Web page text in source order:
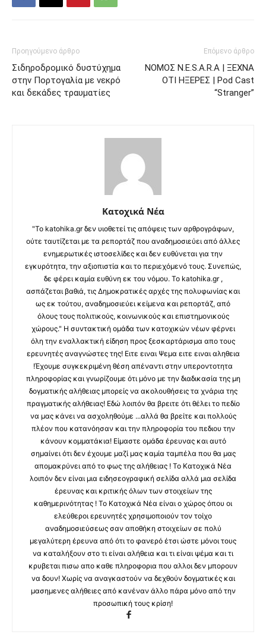
Προηγούμενο άρθρο
Σιδηροδρομικό δυστύχημα
στην Πορτογαλία με νεκρό
και δεκάδες τραυματίες
Επόμενο άρθρο
ΝΟΜΟΣ N.E.S.A.R.A | ΞΕΧΝΑ
ΟΤΙ ΗΞΕΡΕΣ | Pod Cast
“Stranger”
Κατοχικά Νέα
"Το katohika.gr δεν υιοθετεί τις απόψεις των αρθρογράφων,
ούτε ταυτίζεται με τα ρεπορτάζ που αναδημοσιεύει από άλλες
ενημερωτικές ιστοσελίδες και δεν ευθύνεται για την
εγκυρότητα, την αξιοπιστία και το περιεχόμενό τους. Συνεπώς,
δε φέρει καμία ευθύνη εκ του νόμου. Το katohika.gr ,
ασπάζεται βαθιά, τις Δημοκρατικές αρχές της πολυφωνίας και
ως εκ τούτου, αναδημοσιεύει κείμενα και ρεπορτάζ, από
όλους τους πολιτικούς, κοινωνικούς και επιστημονικούς
χώρους." Η συντακτική ομάδα των κατοχικών νέων φέρνει
όλη την εναλλακτική είδηση προς ξεσκαρτάρισμα απο τους
ερευνητές αναγνώστες της! Ειτε ειναι Ψεμα ειτε ειναι αληθεια
!Έχουμε συγκεκριμένη θέση απέναντι στην υπεροντοτητα
πληροφορίας και γνωρίζουμε ότι μόνο με την διαδικασία της μη
δογματικής αλήθειας μπορείς να ακολουθήσεις τα χνάρια της
πραγματικής αλήθειας! Εδώ λοιπόν θα βρειτε ότι θέλει το πεδίο
να μας κάνει να ασχοληθούμε ...αλλά θα βρείτε και πολλούς
πλέον που κατανόησαν και την πληροφορία του πεδιου την
κάνουν κομματάκια! Είμαστε ομάδα έρευνας και αυτό
σημαίνει ότι δεν έχουμε μαζί μας καμία ταμπέλα που θα μας
απομακρύνει από το φως της αλήθειας ! Το Κατοχικά Νέα
λοιπόν δεν είναι μια ειδησεογραφική σελίδα αλλά μια σελίδα
έρευνας και κριτικής όλων των στοιχείων της
καθημερινότητας ! Το Κατοχικά Νέα είναι ο χώρος όπου οι
ελεύθεροι ερευνητές χρησιμοποιούν τον τοίχο
αναδημοσιεύσεως σαν αποθήκη στοιχείων σε πολύ
μεγαλύτερη έρευνα από ότι το φανερό έτσι ώστε μόνοι τους
να καταλήξουν στο τι είναι αλήθεια και τι είναι ψέμα και τι
κρυβεται πισω απο καθε πληροφορια που αλλοι δεν μπορουν
να δουν! Χωρίς να αναγκαστούν να δεχθούν δογματικές και
μασημενες αλήθειες από κανέναν άλλο πάρα μόνο από την
προσωπική τους κρίση!